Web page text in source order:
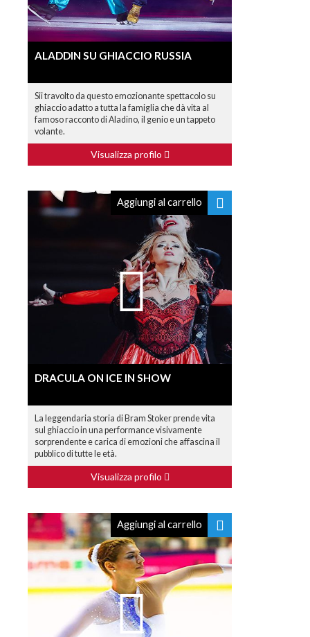
ALADDIN SU GHIACCIO RUSSIA
Sii travolto da questo emozionante spettacolo su
ghiaccio adatto a tutta la famiglia che dà vita al
famoso racconto di Aladino, il genio e un tappeto
volante.
Visualizza profilo
Aggiungi al carrello
DRACULA ON ICE IN SHOW
La leggendaria storia di Bram Stoker prende vita
sul ghiaccio in una performance visivamente
sorprendente e carica di emozioni che affascina il
pubblico di tutte le età.
Visualizza profilo
Aggiungi al carrello